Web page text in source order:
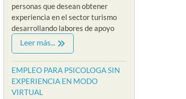
personas que desean obtener
experiencia en el sector turismo
desarrollando labores de apoyo
Leer más...
EMPLEO PARA PSICOLOGA SIN
EXPERIENCIA EN MODO
VIRTUAL